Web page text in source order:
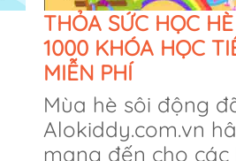
THỎA SỨC HỌC
1000 KHÓA HỌC
MIỄN PHÍ
Mùa hè sôi động
Alokiddy.com.vn
mang đến cho các